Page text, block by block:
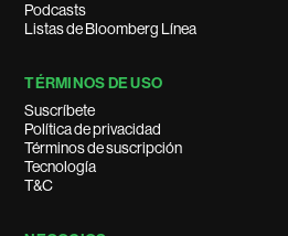
Podcasts
Listas de Bloomberg Línea
TÉRMINOS DE USO
Suscríbete
Política de privacidad
Términos de suscripción
Tecnología
T&C